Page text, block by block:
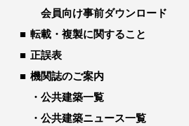
会員向け事前ダウンロード
転載・複製に関すること
正誤表
機関誌のご案内
公共建築一覧
公共建築ニュース一覧